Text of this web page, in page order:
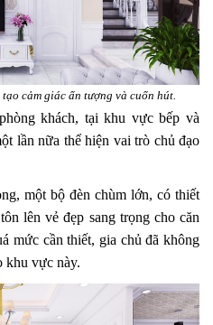
cảm giác ấn tượng và cuốn hút.
khách, tại khu vực bếp và
lần nữa thể hiện vai trò chủ đạo
một bộ đèn chùm lớn, có thiết
lên vẻ đẹp sang trọng cho căn
mức cần thiết, gia chủ đã không
khu vực này.